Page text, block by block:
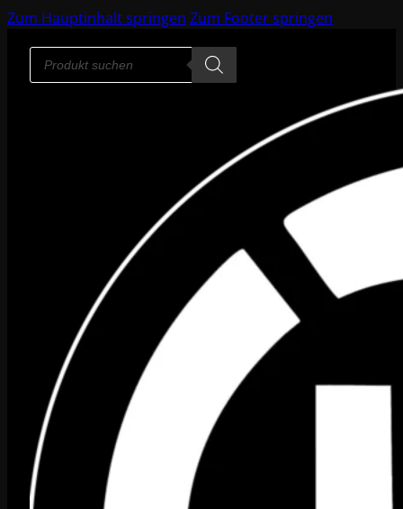
Zum Hauptinhalt springen Zum Footer springen
Products
search